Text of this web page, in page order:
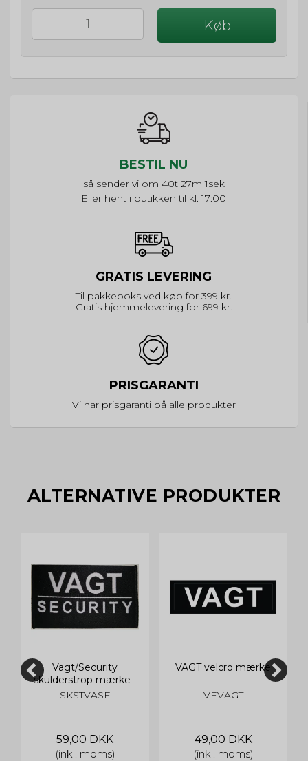
Køb
BESTIL NU
så sender vi om40t 27m 0s
Eller hent i butikken til kl. 17:00
GRATIS LEVERING
Til pakkeboks ved køb for 399 kr.
Gratis hjemmelevering for 699 kr.
PRISGARANTI
Vi har prisgaranti på alle produkter
ALTERNATIVE PRODUKTER
Vagt/Security
skulderstrop mærke -
2 stk.
SKSTVASE
59,00 DKK
(inkl. moms)
VAGT velcro mærke
VEVAGT
49,00 DKK
(inkl. moms)